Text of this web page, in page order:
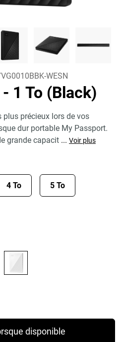
WESN
- 1 To (Black)
plus précieux lors de vos
dur portable My Passport.
grande capacit ... Voir plus
4 To 5 To
259,99 C$
disponible